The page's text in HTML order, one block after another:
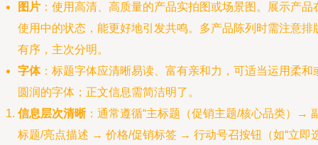
图片 ：使用高清、高质量的产品实拍图或场景图。展示产品
使用中的状态，能更好地引发共鸣。多产品陈列时需注意排
有序，主次分明。
字体：标题字体应清晰易读、富有亲和力，可适当运用柔和
圆润的字体；正文信息需简洁明了。
信息层次清晰：通常遵循“主标题（促销主题/核心品类）→
标题/亮点描述 → 价格/促销标签 → 行动号召按钮（如“立即